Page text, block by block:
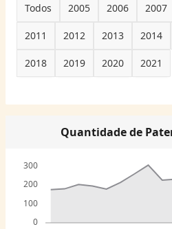
Todos
2005 2006 2007
2011 2012 2013 2014
2018 2019 2020 2021
Quantidade de
0
100
200
300